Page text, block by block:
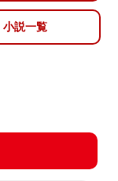
小説一覧